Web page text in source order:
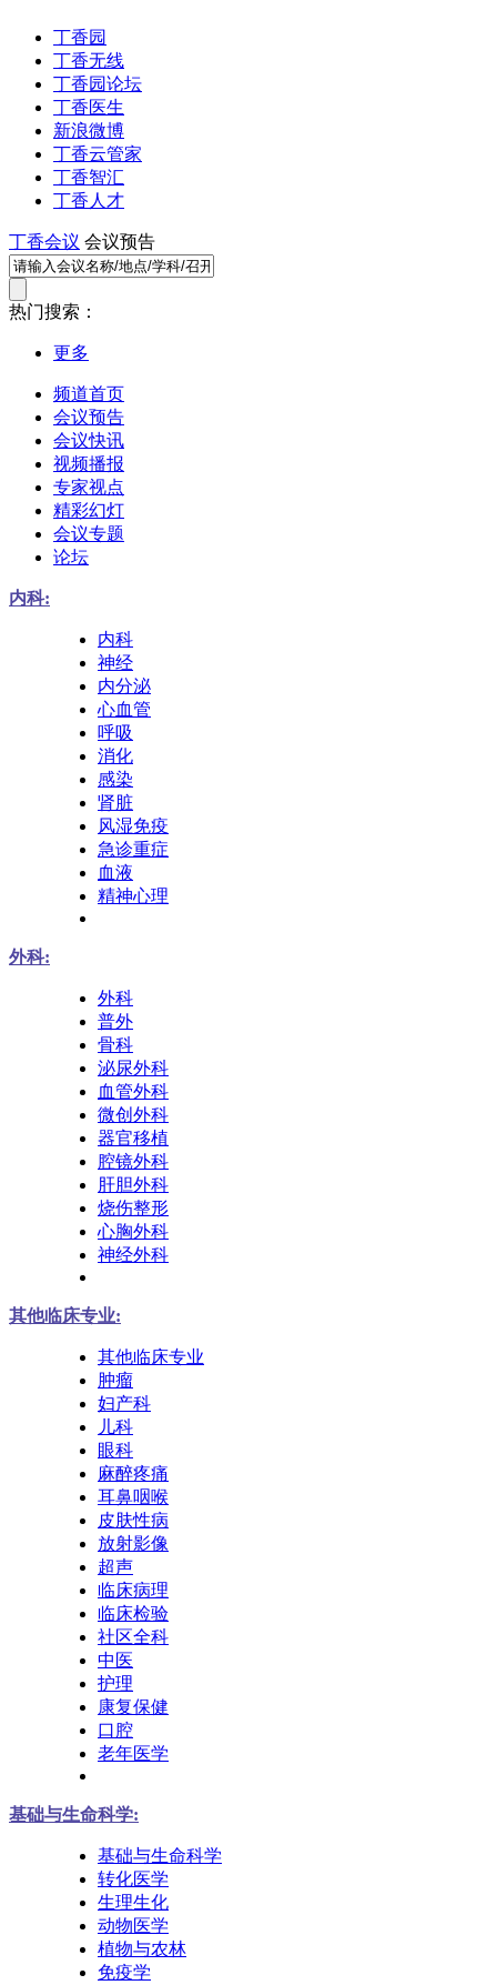
丁香园
丁香无线
丁香园论坛
丁香医生
新浪微博
丁香云管家
丁香智汇
丁香人才
丁香会议 会议预告
热门搜索：
更多
频道首页
会议预告
会议快讯
视频播报
专家视点
精彩幻灯
会议专题
论坛
内科:
内科
神经
内分泌
心血管
呼吸
消化
感染
肾脏
风湿免疫
急诊重症
血液
精神心理
外科:
外科
普外
骨科
泌尿外科
血管外科
微创外科
器官移植
腔镜外科
肝胆外科
烧伤整形
心胸外科
神经外科
其他临床专业:
其他临床专业
肿瘤
妇产科
儿科
眼科
麻醉疼痛
耳鼻咽喉
皮肤性病
放射影像
超声
临床病理
临床检验
社区全科
中医
护理
康复保健
口腔
老年医学
基础与生命科学:
基础与生命科学
转化医学
生理生化
动物医学
植物与农林
免疫学